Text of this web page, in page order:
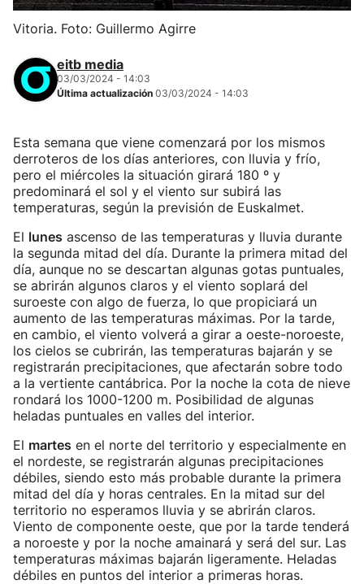
Vitoria. Foto: Guillermo Agirre
eitb media
03/03/2024 - 14:03
Última actualización 03/03/2024 - 14:03
Esta semana que viene comenzará por los mismos
derroteros de los días anteriores, con lluvia y frío,
pero el miércoles la situación girará 180 º y
predominará el sol y el viento sur subirá las
temperaturas, según la previsión de Euskalmet.
El lunes ascenso de las temperaturas y lluvia durante
la segunda mitad del día. Durante la primera mitad del
día, aunque no se descartan algunas gotas puntuales,
se abrirán algunos claros y el viento soplará del
suroeste con algo de fuerza, lo que propiciará un
aumento de las temperaturas máximas. Por la tarde,
en cambio, el viento volverá a girar a oeste-noroeste,
los cielos se cubrirán, las temperaturas bajarán y se
registrarán precipitaciones, que afectarán sobre todo
a la vertiente cantábrica. Por la noche la cota de nieve
rondará los 1000-1200 m. Posibilidad de algunas
heladas puntuales en valles del interior.
El martes en el norte del territorio y especialmente en
el nordeste, se registrarán algunas precipitaciones
débiles, siendo esto más probable durante la primera
mitad del día y horas centrales. En la mitad sur del
territorio no esperamos lluvia y se abrirán claros.
Viento de componente oeste, que por la tarde tenderá
a noroeste y por la noche amainará y será del sur. Las
temperaturas máximas bajarán ligeramente. Heladas
débiles en puntos del interior a primeras horas.